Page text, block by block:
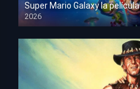
Super Mario Galaxy la película
2026
HD 1080p